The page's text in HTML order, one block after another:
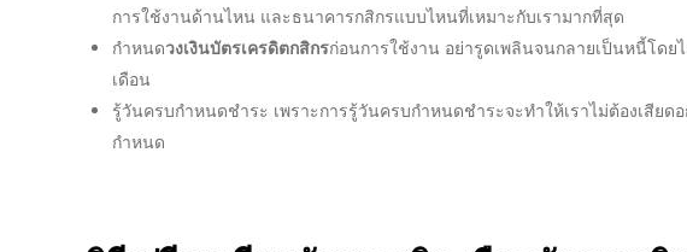
การใช้งานด้านไหน และธนาคารกสิกรแบบไหนที่เหมาะกับเรามากที่สุด
กำหนดวงเงินบัตรเครดิตกสิกรก่อนการใช้งาน อย่ารูดเพลินจนกลายเป็นหนี้โดย
เดือน
รู้วันครบกำหนดชำระ เพราะการรู้วันครบกำหนดชำระจะทำให้เราไม่ต้องเสีย
กำหนด